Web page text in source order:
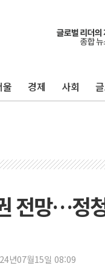
울 경제 사회
전망…정
년07월15일 08:09